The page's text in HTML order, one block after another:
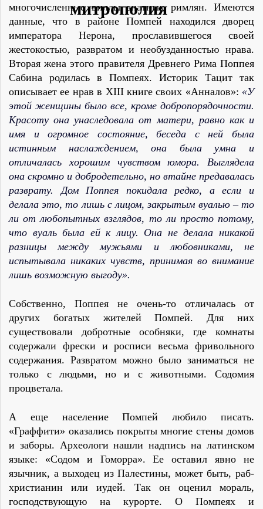
многочисленные виллы знатных римлян. Имеются
данные, что в районе Помпей находился дворец
императора Нерона, прославившегося своей
жестокостью, развратом и необузданностью нрава.
Вторая жена этого правителя Древнего Рима Поппея
Сабина родилась в Помпеях. Историк Тацит так
описывает ее нрав в XIII книге своих «Анналов»: «У
этой женщины было все, кроме добропорядочности.
Красоту она унаследовала от матери, равно как и
имя и огромное состояние, беседа с ней была
истинным наслаждением, она была умна и
отличалась хорошим чувством юмора. Выглядела
она скромно и добродетельно, но втайне предавалась
разврату. Дом Поппея покидала редко, а если и
делала это, то лишь с лицом, закрытым вуалью – то
ли от любопытных взглядов, то ли просто потому,
что вуаль была ей к лицу. Она не делала никакой
разницы между мужьями и любовниками, не
испытывала никаких чувств, принимая во внимание
лишь возможную выгоду».
Собственно, Поппея не очень-то отличалась от
других богатых жителей Помпей. Для них
существовали добротные особняки, где комнаты
содержали фрески и росписи весьма фривольного
содержания. Развратом можно было заниматься не
только с людьми, но и с животными. Содомия
процветала.
А еще население Помпей любило писать.
«Граффити» оказались покрыты многие стены домов
и заборы. Археологи нашли надпись на латинском
языке: «Содом и Гоморра». Ее оставил явно не
язычник, а выходец из Палестины, может быть, раб-
христианин или иудей. Так он оценил мораль,
господствующую на курорте. О Помпеях и